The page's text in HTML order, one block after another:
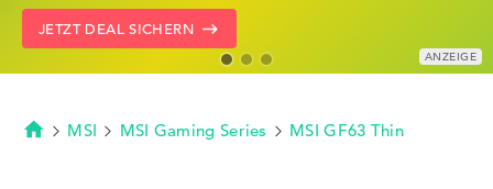
Kaufberatung
Technik & Wissen
JETZT DEAL SICHERN
ZU DEN HP ANGEBOTEN
LENOVO DEALS ZEIGEN
Startseite
MSI MSI Gaming Series MSI GF63 Thin